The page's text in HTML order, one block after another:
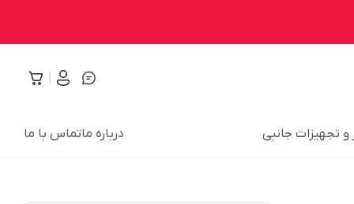
و تجهیزات جانبی درباره ماتماس با ما